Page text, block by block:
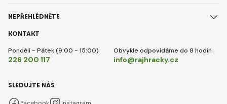
KONTAKT
Pondělí - Pátek (9:00 - 15:00)
226 200 117
Obvykle odpovídáme do 8 hodin
info@rajhracky.cz
NEPŘEHLÉDNĚTE
SLEDUJTE NÁS